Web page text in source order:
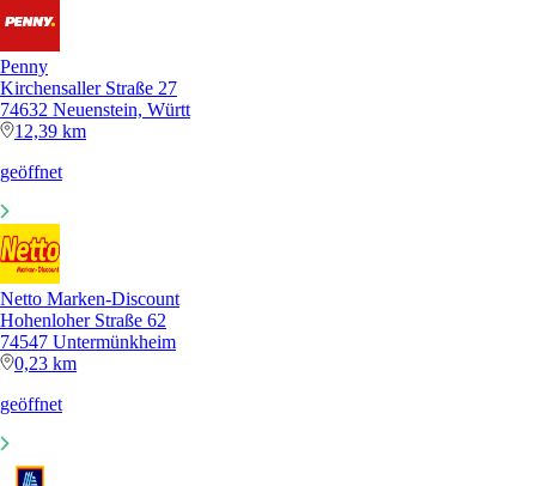
Penny
Kirchensaller Straße 27
74632 Neuenstein, Württ
12,39 km
geöffnet
Netto Marken-Discount
Hohenloher Straße 62
74547 Untermünkheim
0,23 km
geöffnet